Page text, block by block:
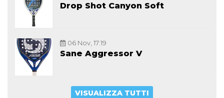
Drop Shot Canyon Soft
06 Nov, 17:19
Sane Aggressor V
VISUALIZZA TUTTI